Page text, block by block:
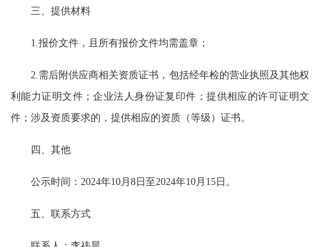
三、提供材料
1.报价文件，且所有报价文件均需盖章；
2.需后附供应商相关资质证书，包括经年检的营业执照及其他权
利能力证明文件；企业法人身份证复印件；提供相应的许可证明文
件；涉及资质要求的，提供相应的资质（等级）证书。
四、其他
公示时间：2024年10月8日至2024年10月15日。
五、联系方式